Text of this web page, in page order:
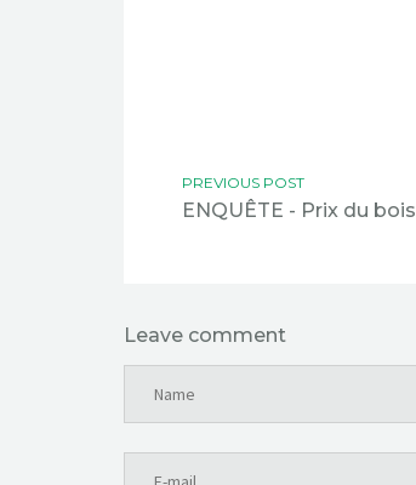
PREVIOUS POST
ENQUÊTE - Prix du bois
Leave comment